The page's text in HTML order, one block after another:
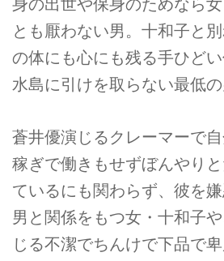
身の出世や保身のためなら
とも厭わない男。十和子と
の体にも心にも残る手ひどい
水島に引けを取らない最低の
蒼井優演じるクレーマーで
稼ぎで働きもせずぼんやり
ているにも関わらず、彼を
男と関係をもつ女・十和子
じる不潔でちんけで下品で